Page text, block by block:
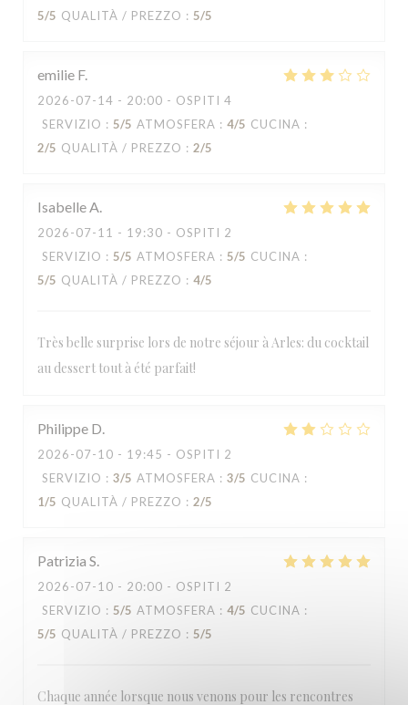
5/5 QUALITÀ / PREZZO : 5/5
emilie F
2026-07-14 - 20:00 - OSPITI 4
SERVIZIO : 5/5 ATMOSFERA : 4/5 CUCINA :
2/5 QUALITÀ / PREZZO : 2/5
IsabelleA
2026-07-11 - 19:30 - OSPITI 2
SERVIZIO : 5/5 ATMOSFERA : 5/5 CUCINA :
5/5 QUALITÀ / PREZZO : 4/5
Très belle surprise lors de notre séjour à Arles: du cocktail
au dessert tout à été parfait!
Philippe D
2026-07-10 - 19:45 - OSPITI 2
SERVIZIO : 3/5 ATMOSFERA : 3/5 CUCINA :
1/5 QUALITÀ / PREZZO : 2/5
Patrizia S
2026-07-10 - 20:00 - OSPITI 2
SERVIZIO : 5/5 ATMOSFERA : 4/5 CUCINA :
5/5 QUALITÀ / PREZZO : 5/5
Chaque année lorsque nous venons pour les rencontres